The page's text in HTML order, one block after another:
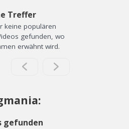
Treffer
keine populären
gefunden, wo
erwähnt wird.
gefunden